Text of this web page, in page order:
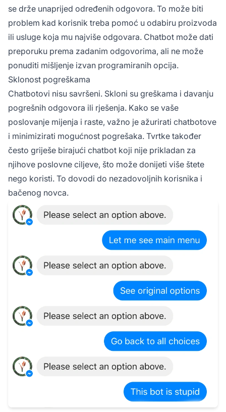
se drže unaprijed određenih odgovora. To može biti
problem kad korisnik treba pomoć u odabiru proizvoda
ili usluge koja mu najviše odgovara. Chatbot može dati
preporuku prema zadanim odgovorima, ali ne može
ponuditi mišljenje izvan programiranih opcija.
Sklonost pogreškama
Chatbotovi nisu savršeni. Skloni su greškama i davanju
pogrešnih odgovora ili rješenja. Kako se vaše
poslovanje mijenja i raste, važno je ažurirati chatbotove
i minimizirati mogućnost pogrešaka. Tvrtke također
često griješe birajući chatbot koji nije prikladan za
njihove poslovne ciljeve, što može donijeti više štete
nego koristi. To dovodi do nezadovoljnih korisnika i
bačenog novca.